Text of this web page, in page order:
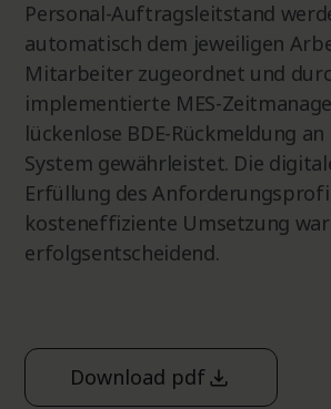
Personal-Auftragsleitstand
automatisch dem jeweiligen
Mitarbeiter zugeordnet und
implementierte MES-
lückenlose BDE-Rückmeldung an
System gewährleistet. Die
Erfüllung des
kosteneffiziente Umsetzung
erfolgsentscheidend.
Download pdf